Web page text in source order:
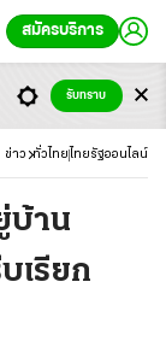
สมัครบริการ
ข่าว ทั่วไทย ไทยรัฐออนไลน์
บ้าน
เรียก
รับทราบ